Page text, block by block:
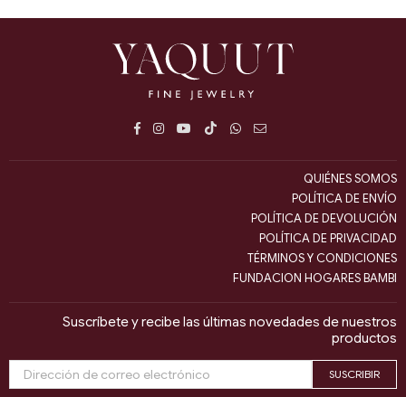
Facebook
InstagramYouTube
TikTokWhatsapp
E-
QUIÉNES SOMOS
POLÍTICA DE ENVÍO
POLÍTICA DE DEVOLUCIÓN
POLÍTICA DE PRIVACIDAD
TÉRMINOS Y CONDICIONES
FUNDACION HOGARES BAMBI
Suscríbete y recibe las últimas novedades de nuestros
productos
SUSCRIBIR